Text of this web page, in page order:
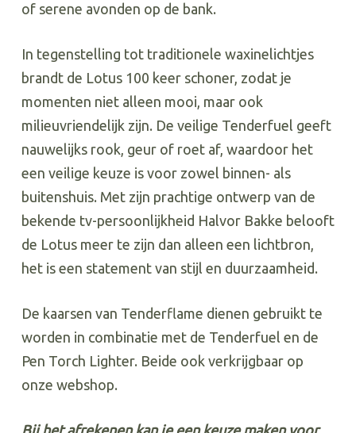
of serene avonden op de bank.
In tegenstelling tot traditionele waxinelichtjes
brandt de Lotus 100 keer schoner, zodat je
momenten niet alleen mooi, maar ook
milieuvriendelijk zijn. De veilige Tenderfuel geeft
nauwelijks rook, geur of roet af, waardoor het
een veilige keuze is voor zowel binnen- als
buitenshuis. Met zijn prachtige ontwerp van de
bekende tv-persoonlijkheid Halvor Bakke belooft
de Lotus meer te zijn dan alleen een lichtbron,
het is een statement van stijl en duurzaamheid.
De kaarsen van Tenderflame dienen gebruikt te
worden in combinatie met de Tenderfuel en de
Pen Torch Lighter. Beide ook verkrijgbaar op
onze webshop.